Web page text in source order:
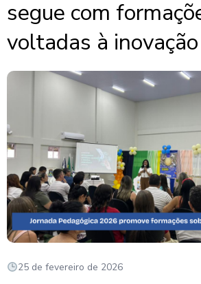
segue com
voltadas à
25 de fevereiro de 2026